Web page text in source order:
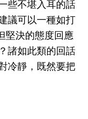
些不堪入耳的話
議可以一種如打
堅決的態度回應
諸如此類的回話
冷靜，既然要把